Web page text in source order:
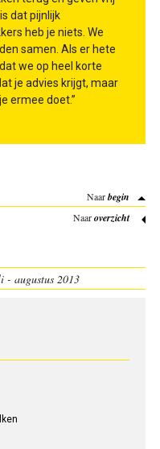
dat pijnlijk
heb je niets. We
samen. Als er hete
we op heel korte
je advies krijgt, maar
ermee doet.”
Naarbegin
Naaroverzicht
- augustus 2013